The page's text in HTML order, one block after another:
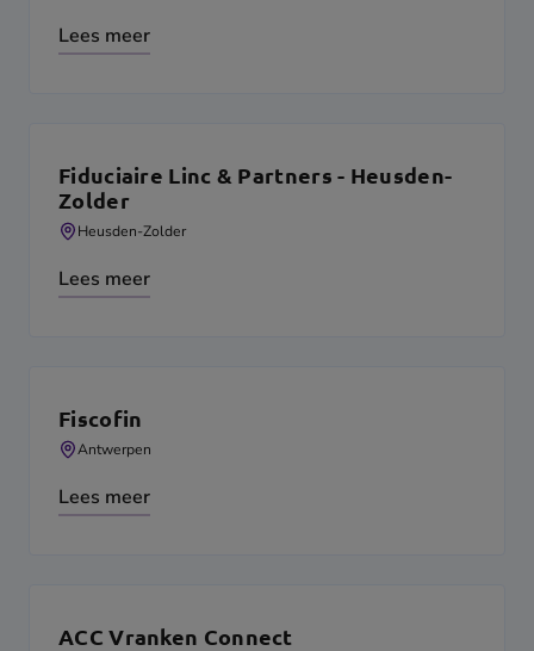
Lees meer
Fiduciaire Linc & Partners - Heusden-
Zolder
Heusden-Zolder
Lees meer
Fiscofin
Antwerpen
Lees meer
ACC Vranken Connect